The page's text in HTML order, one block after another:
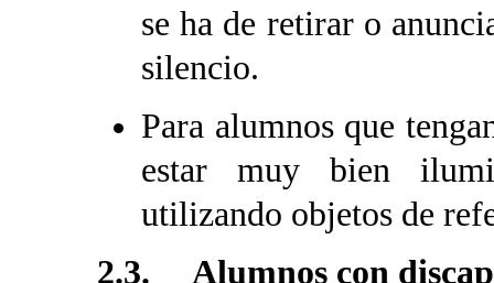
se ha de retirar o
silencio.
Para alumnos que
estar muy bien
utilizando objetos de
2.3. Alumnos con